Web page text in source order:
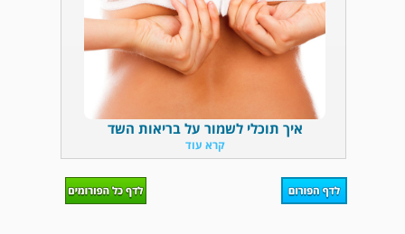
איך תוכלי לשמור על בריאות השד
קרא עוד